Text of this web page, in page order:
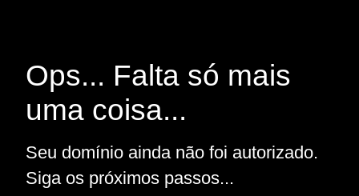
Ops... Falta só mais
uma coisa...
Seu domínio ainda não foi autorizado.
Siga os próximos passos...